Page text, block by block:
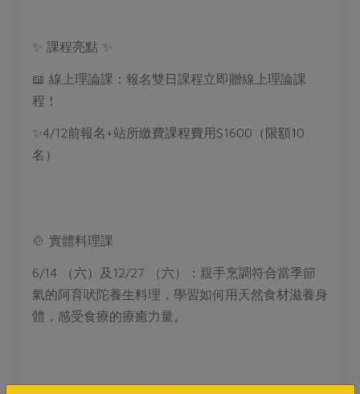
✨ 課程亮點 ✨
📖 線上理論課：報名雙日課程立即贈線上理論課
程！
✨4/12前報名+站所繳費課程費用$1600（限額10
名）
🍲 實體料理課
6/14 （六）及12/27 （六）：親手烹調符合當季節
氣的阿育吠陀養生料理，學習如何用天然食材滋養身
體，感受食療的療癒力量。